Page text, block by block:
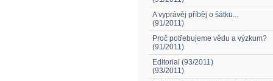
A vyprávěj příběj o šátku...
(91/2011)
Proč potřebujeme vědu a výzkum?
(91/2011)
Editorial (93/2011)
(93/2011)